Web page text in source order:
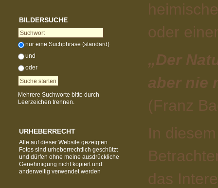
oder
„Der
aber nie
(Franz
In
das
BILDERSUCHE
nur eine Suchphrase (standard)
und
oder
Mehrere Suchworte bitte durch
Leerzeichen trennen.
URHEBERRECHT
Alle auf dieser Website gezeigten
Fotos sind urheberrechtlich geschützt
und dürfen ohne meine ausdrückliche
Genehmigung nicht kopiert und
anderweitig verwendet werden